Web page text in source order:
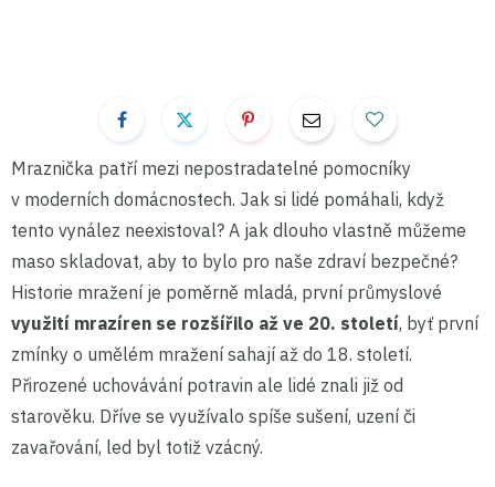
Mraznička patří mezi nepostradatelné pomocníky
v moderních domácnostech. Jak si lidé pomáhali, když
tento vynález neexistoval? A jak dlouho vlastně můžeme
maso skladovat, aby to bylo pro naše zdraví bezpečné?
Historie mražení je poměrně mladá, první průmyslové
využití mrazíren se rozšířilo až ve 20. století, byť první
zmínky o umělém mražení sahají až do 18. století.
Přirozené uchovávání potravin ale lidé znali již od
starověku. Dříve se využívalo spíše sušení, uzení či
zavařování, led byl totiž vzácný.